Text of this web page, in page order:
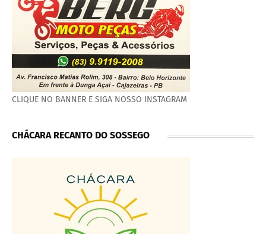
CLIQUE NO BANNER E SIGA NOSSO INSTAGRAM
CHÁCARA RECANTO DO SOSSEGO